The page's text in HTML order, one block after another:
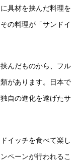
具材を挟んだ料理を
の料理が「サンドイ
んだものから、フル
があります。日本で
自の進化を遂げたサ
イッチを食べて楽し
ペーンが行われるこ